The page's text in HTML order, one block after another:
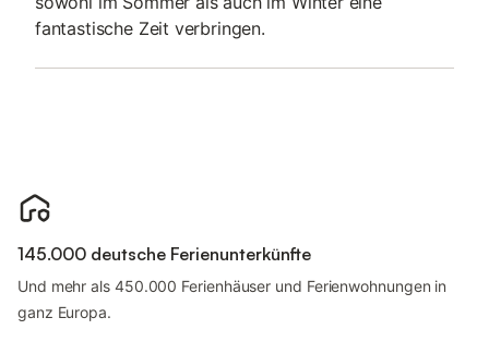
fantastische Zeit verbringen.
145.000 deutsche Ferienunterkünfte
Und mehr als 450.000 Ferienhäuser und Ferienwohnungen in
ganz Europa.